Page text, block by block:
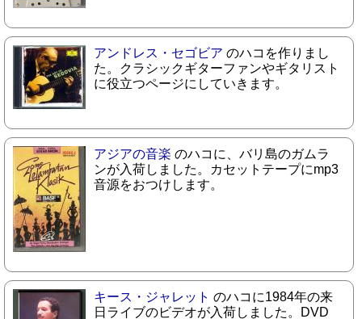
アンドレス・セゴビア のハコを作りまし
た。クラシックギターファンやギタリスト
に役立つページにしていきます。
アジアの音楽 のハコに、バリ島のガムラ
ンが入荷しました。カセットテープにmp3
音源をおつけします。
キース・ジャレット のハコに1984年の来
日ライブのビデオが入荷しました。DVD